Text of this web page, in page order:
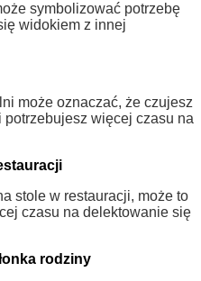
symbolizować potrzebę
widokiem z innej
może oznaczać, że czujesz
potrzebujesz więcej czasu na
stole w restauracji, może to
czasu na delektowanie się
rodziny